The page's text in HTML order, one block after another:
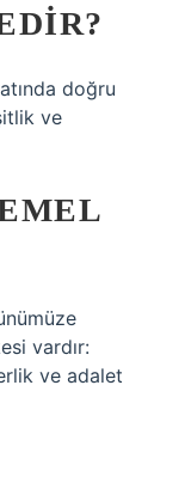
doğru
ve
vardır:
ve adalet